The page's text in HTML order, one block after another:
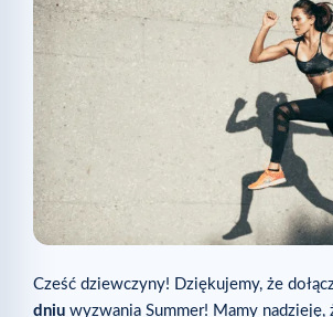
Cześć dziewczyny! Dziękujemy, że
dniu wyzwania Summer! Mamy nadzieję,